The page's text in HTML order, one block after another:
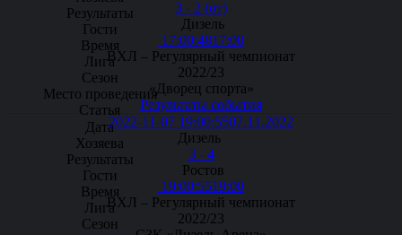
3 - 2 (от)
Дизель
17:00:4817:00
ВХЛ – Регулярный чемпионат
2022/23
«Дворец спорта»
Результаты события
2022-11-07 19:00:5507.11.2022
Дизель
3 - 4
Ростов
19:00:5519:00
ВХЛ – Регулярный чемпионат
2022/23